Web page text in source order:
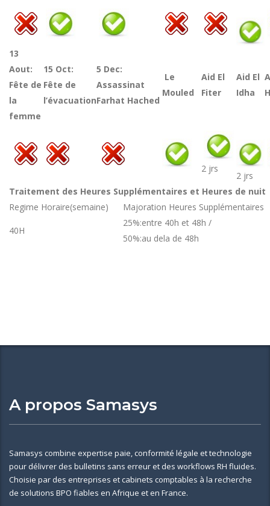
13
Aout:
Fête de
la
femme
15 Oct:
Fête de
l’évacuation
5 Dec:
Assassinat
Farhat Hached
Le
Mouled
Aid El
Fiter
Aid El
Idha
2 jrs
2 jrs
Traitement des Heures Supplémentaires et Heures de nuit
Regime Horaire(semaine)
Majoration Heures Supplémentaires
40H
25%:entre 40h et 48h /
50%:au dela de 48h
A propos Samasys
Samasys combine expertise paie, conformité légale et technologie
pour délivrer des bulletins sans erreur et des workflows RH fluides.
Choisie par des entreprises et cabinets comptables à la recherche
de solutions BPO fiables en Afrique et en France.